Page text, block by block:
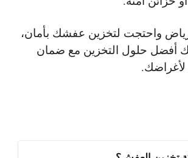
واحتجت لتخزين عفشك بأمان،
لك أفضل حلول التخزين مع ضمان
لأغراضك.